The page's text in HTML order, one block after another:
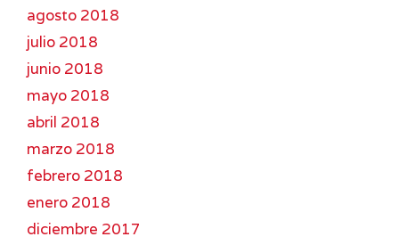
agosto 2018
julio 2018
junio 2018
mayo 2018
abril 2018
marzo 2018
febrero 2018
enero 2018
diciembre 2017